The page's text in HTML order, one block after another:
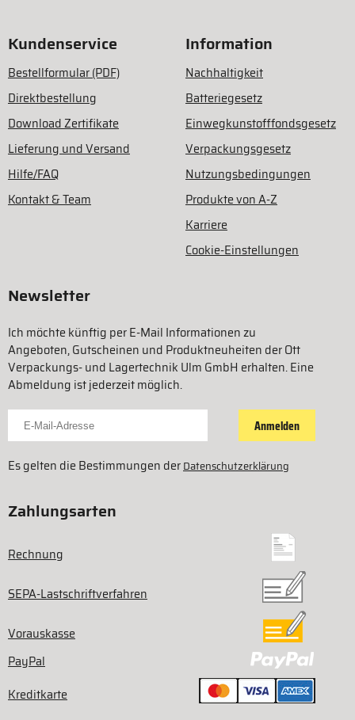
Kundenservice
Bestellformular (PDF)
Direktbestellung
Download Zertifikate
Lieferung und Versand
Hilfe/FAQ
Kontakt & Team
Information
Nachhaltigkeit
Batteriegesetz
Einwegkunstofffondsgesetz
Verpackungsgesetz
Nutzungsbedingungen
Produkte von A-Z
Karriere
Cookie-Einstellungen
Newsletter
Ich möchte künftig per E-Mail Informationen zu
Angeboten, Gutscheinen und Produktneuheiten der Ott
Verpackungs- und Lagertechnik Ulm GmbH erhalten. Eine
Abmeldung ist jederzeit möglich.
Für Newsletter anmelden
Anmelden
Es gelten die Bestimmungen derDatenschutzerklärung
Zahlungsarten
Rechnung
SEPA-Lastschriftverfahren
Vorauskasse
PayPal
Kreditkarte